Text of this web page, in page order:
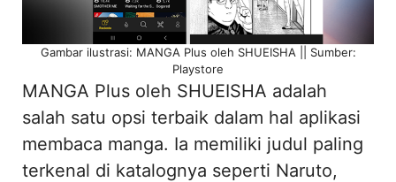
Gambar ilustrasi: MANGA Plus oleh SHUEISHA || Sumber:
Playstore
MANGA Plus oleh SHUEISHA adalah
salah satu opsi terbaik dalam hal aplikasi
membaca manga. Ia memiliki judul paling
terkenal di katalognya seperti Naruto,